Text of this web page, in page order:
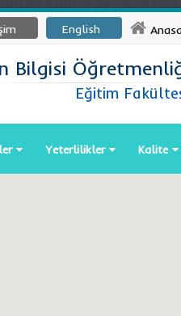
English
Bilgisi
Eğitim
Yeterlilikler Kalite